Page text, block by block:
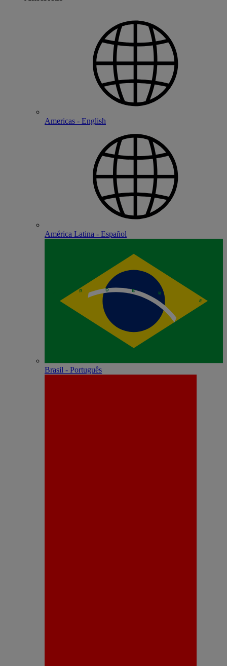
Americas - English
América Latina - Español
Brasil - Português